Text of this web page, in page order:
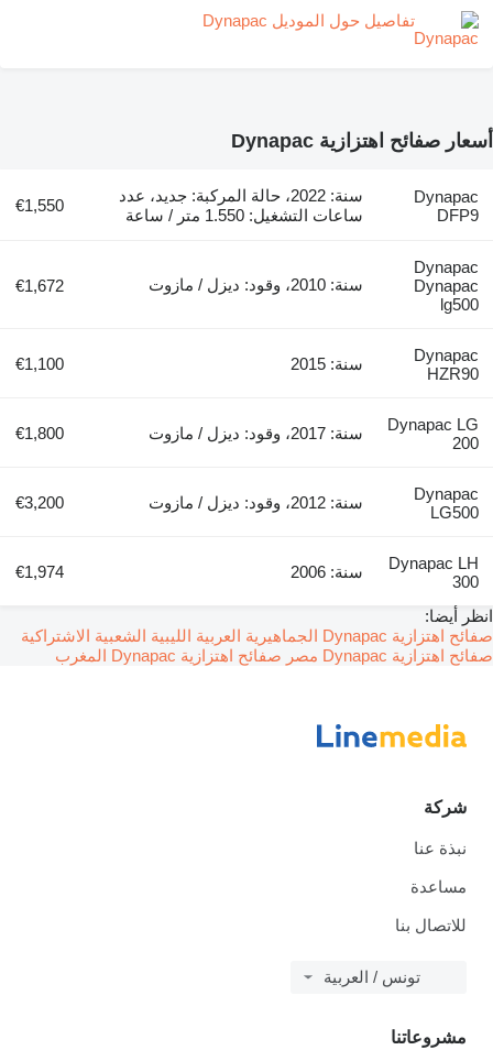
تفاصيل حول الموديل Dynapac
أسعار صفائح اهتزازية Dynapac
Dynapac
DFP9
سنة: 2022، حالة المركبة: جديد، عدد
ساعات التشغيل: 1.550 متر / ساعة
€1,550
Dynapac
Dynapac
lg500
سنة: 2010، وقود: ديزل / مازوت €1,672
Dynapac
HZR90
سنة: 2015 €1,100
Dynapac LG
200
سنة: 2017، وقود: ديزل / مازوت €1,800
Dynapac
LG500
سنة: 2012، وقود: ديزل / مازوت €3,200
Dynapac LH
300
سنة: 2006 €1,974
انظر أيضا:
صفائح اهتزازية Dynapac الجماهيرية العربية الليبية الشعبية الاشتراكية
صفائح اهتزازية Dynapac مصر
صفائح اهتزازية Dynapac المغرب
شركة
نبذة عنا
مساعدة
للاتصال بنا
تونس / العربية
مشروعاتنا